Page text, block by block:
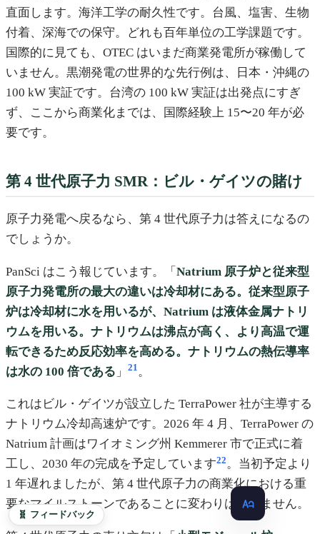
直面します。海洋工学の耐久性です。台風、塩害、生物
付着、深海での保守。どれも百年単位の工学課題です。
国際的に見ても、OTEC はいまだ商業発電所が稼働して
いません。黒潮発電の世界的な先行例は、日本・沖縄の
100 kW 実証です。台湾の 100 kW 実証は出発点にすぎ
ず、ここから商業化までは、国際経験上 15〜20 年が必
要です。
第 4 世代原子力 SMR：ビル・ゲイツの賭け
原子力発電へ戻るなら、第 4 世代原子力は答えになるの
でしょうか。
PanSci はこう報じています。「 Natrium 原子炉と従来型
原子力発電所の最大の違いは冷却材にある。従来型原子
炉は冷却材に水を用いるが、Natrium は液体金属ナトリ
ウムを用いる。ナトリウムは沸点が高く、より高温で運
転できるため反応効率を高める。ナトリウムの熱伝導率
は水の 100 倍である 」 21 。
これはビル・ゲイツが設立した TerraPower 社が主導する
ナトリウム冷却高速炉です。2026 年 4 月、TerraPower の
Natrium 計画はワイオミング州 Kemmerer 市で正式に着
工し、2030 年の完成を予定しています22。当初予定より
1 年遅れましたが、第 4 世代原子力の商業化における重
要なマイルストーンであることに変わりはありません。
🧬 フィードバック